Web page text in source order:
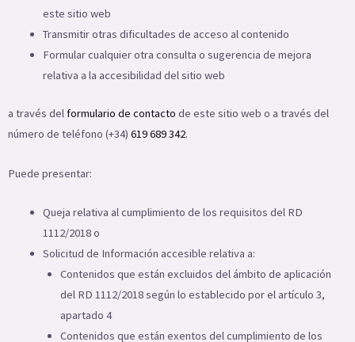
este sitio web
Transmitir otras dificultades de acceso al contenido
Formular cualquier otra consulta o sugerencia de mejora
relativa a la accesibilidad del sitio web
a través delformulario de contacto de este sitio web o a través del
número de teléfono (+34) 619 689 342.
Puede presentar:
Queja relativa al cumplimiento de los requisitos del RD
1112/2018 o
Solicitud de Información accesible relativa a:
Contenidos que están excluidos del ámbito de aplicación
del RD 1112/2018 según lo establecido por el artículo 3,
apartado 4
Contenidos que están exentos del cumplimiento de los